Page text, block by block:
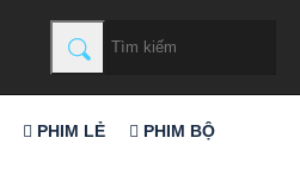
PHIM LẺ PHIM BỘ